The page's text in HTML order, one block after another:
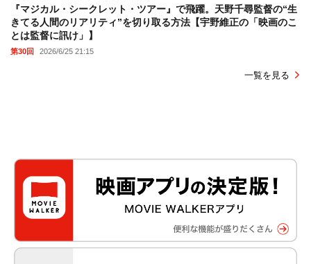
『マジカル・シークレット・ツアー』で飛躍。天野千尋監督の“生
きてる人間のリアリティ”を切り取る方法【宇野維正の「映画のこ
とは監督に訊け」】
第30回 2026/6/25 21:15
一覧を見る